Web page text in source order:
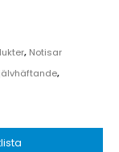
, Notisar
,